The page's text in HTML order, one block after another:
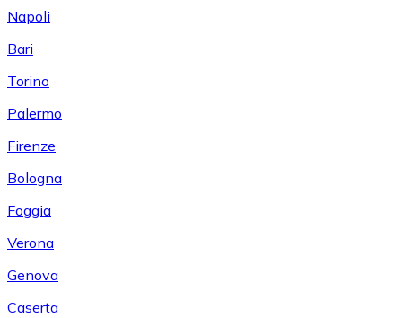
Napoli
Bari
Torino
Palermo
Firenze
Bologna
Foggia
Verona
Genova
Caserta